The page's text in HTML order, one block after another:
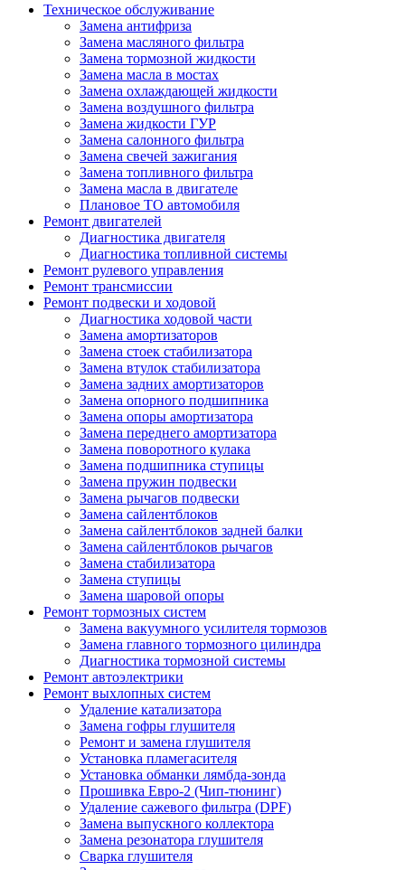
Техническое обслуживание
Замена антифриза
Замена масляного фильтра
Замена тормозной жидкости
Замена масла в мостах
Замена охлаждающей жидкости
Замена воздушного фильтра
Замена жидкости ГУР
Замена салонного фильтра
Замена свечей зажигания
Замена топливного фильтра
Замена масла в двигателе
Плановое ТО автомобиля
Ремонт двигателей
Диагностика двигателя
Диагностика топливной системы
Ремонт рулевого управления
Ремонт трансмиссии
Ремонт подвески и ходовой
Диагностика ходовой части
Замена амортизаторов
Замена стоек стабилизатора
Замена втулок стабилизатора
Замена задних амортизаторов
Замена опорного подшипника
Замена опоры амортизатора
Замена переднего амортизатора
Замена поворотного кулака
Замена подшипника ступицы
Замена пружин подвески
Замена рычагов подвески
Замена сайлентблоков
Замена сайлентблоков задней балки
Замена сайлентблоков рычагов
Замена стабилизатора
Замена ступицы
Замена шаровой опоры
Ремонт тормозных систем
Замена вакуумного усилителя тормозов
Замена главного тормозного цилиндра
Диагностика тормозной системы
Ремонт автоэлектрики
Ремонт выхлопных систем
Удаление катализатора
Замена гофры глушителя
Ремонт и замена глушителя
Установка пламегасителя
Установка обманки лямбда-зонда
Прошивка Евро-2 (Чип-тюнинг)
Удаление сажевого фильтра (DPF)
Замена выпускного коллектора
Замена резонатора глушителя
Сварка глушителя